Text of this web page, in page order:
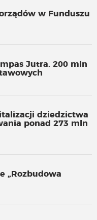
w Funduszu
Jutra. 200 mln
dziedzictwa
ponad 273 mln
„Rozbudowa